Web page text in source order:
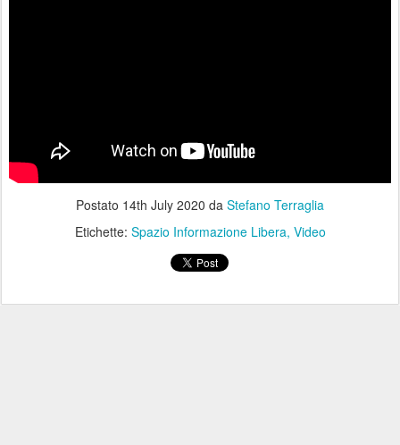
Postato 14th July 2020 da Stefano Terraglia
Etichette: Spazio Informazione Libera Video